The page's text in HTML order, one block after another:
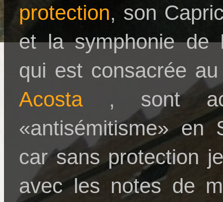
protection, son
et la symphonie de
qui est consacrée
Acosta, sont
«antisémitisme» en
car sans protection
avec les notes de